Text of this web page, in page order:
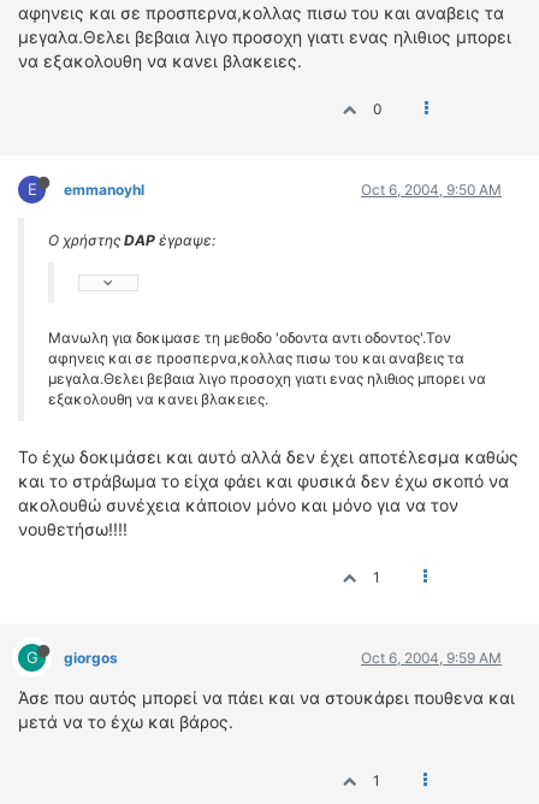
αφηνεις και σε προσπερνα,κολλας πισω του και αναβεις τα
μεγαλα.Θελει βεβαια λιγο προσοχη γιατι ενας ηλιθιος μπορει
να εξακολουθη να κανει βλακειες.
0
E emmanoyhl Oct 6, 2004, 9:50 AM
Ο χρήστης DAP έγραψε:
Mανωλη για δοκιμασε τη μεθοδο 'οδοντα αντι οδοντος'.Τον
αφηνεις και σε προσπερνα,κολλας πισω του και αναβεις τα
μεγαλα.Θελει βεβαια λιγο προσοχη γιατι ενας ηλιθιος μπορει να
εξακολουθη να κανει βλακειες.
Το έχω δοκιμάσει και αυτό αλλά δεν έχει αποτέλεσμα καθώς
και το στράβωμα το είχα φάει και φυσικά δεν έχω σκοπό να
ακολουθώ συνέχεια κάποιον μόνο και μόνο για να τον
νουθετήσω!!!!
1
G giorgos Oct 6, 2004, 9:59 AM
Άσε που αυτός μπορεί να πάει και να στουκάρει πουθενα και
μετά να το έχω και βάρος.
1